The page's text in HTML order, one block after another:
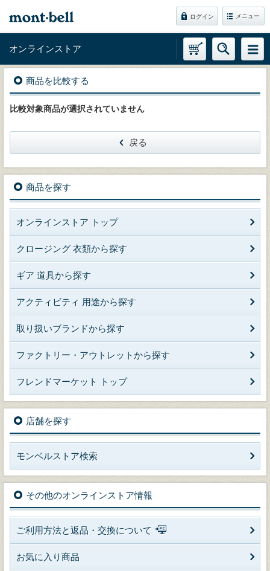
ログイン メニュー
オンラインストア
商品を比較する
比較対象商品が選択されていません
戻る
商品を探す
オンラインストア トップ
クロージング 衣類から探す
ギア 道具から探す
アクティビティ 用途から探す
取り扱いブランドから探す
ファクトリー・アウトレットから探す
フレンドマーケット トップ
店舗を探す
モンベルストア検索
その他のオンラインストア情報
ご利用方法と返品・交換について
お気に入り商品